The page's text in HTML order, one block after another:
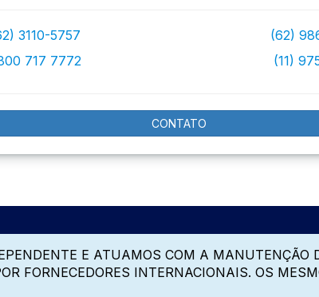
3110-5757
717 7772
(62)
(11)
CONTATO
E ATUAMOS COM A MANUTENÇÃO
FORNECEDORES INTERNACIONAIS. OS